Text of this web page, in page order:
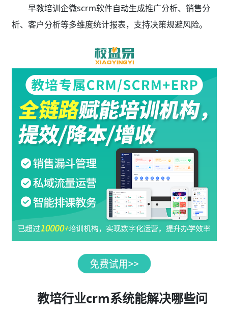
早教培训企微scrm软件自动生成推广分析、销售分
析、客户分析等多维度统计报表，支持决策规避风险。
教培行业crm系统能解决哪些问